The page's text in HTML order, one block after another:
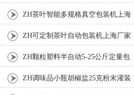
ZH茶叶智能多规格真空包装机上海
厂家 ZH可定制茶叶自动包装机上海厂家
ZH颗粒塑料半自动5-25公斤定量包
装机 ZH调味品小瓶胡椒盐25克粉末灌装